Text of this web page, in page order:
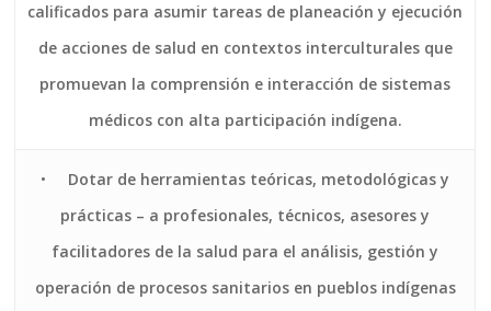
calificados para asumir tareas de planeación y ejecución
de acciones de salud en contextos interculturales que
promuevan la comprensión e interacción de sistemas
médicos con alta participación indígena.
• Dotar de herramientas teóricas, metodológicas y
prácticas – a profesionales, técnicos, asesores y
facilitadores de la salud para el análisis, gestión y
operación de procesos sanitarios en pueblos indígenas